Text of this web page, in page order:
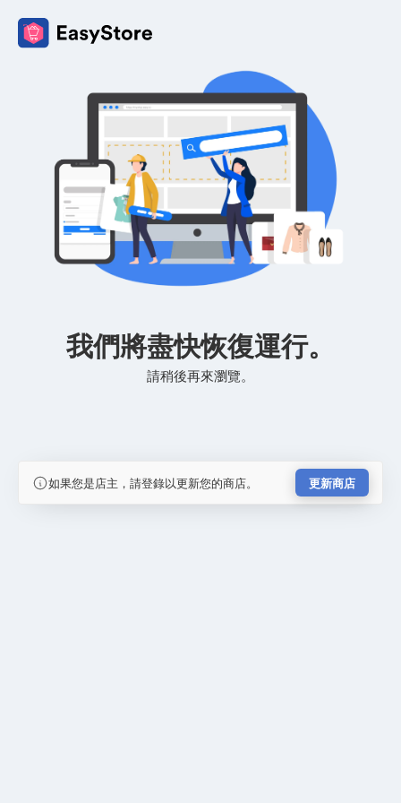
我們將盡快恢復運行。
請稍後再來瀏覽。
如果您是店主，請登錄以更新您的商店。 更新商店